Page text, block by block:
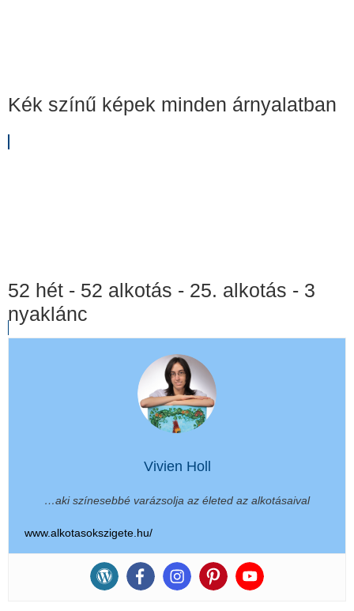
Kék színű képek minden árnyalatban
52 hét - 52 alkotás - 25. alkotás - 3
nyaklánc
Vivien Holl
…aki színesebbé varázsolja az életed az alkotásaival
www.alkotasokszigete.hu/